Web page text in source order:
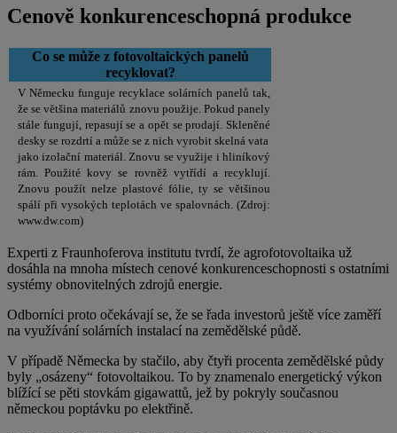
Cenově konkurenceschopná produkce
Co se může z fotovoltaických panelů
recyklovat?
V Německu funguje recyklace solárních panelů tak,
že se většina materiálů znovu použije. Pokud panely
stále fungují, repasují se a opět se prodají. Skleněné
desky se rozdrtí a může se z nich vyrobit skelná vata
jako izolační materiál. Znovu se využije i hliníkový
rám. Použité kovy se rovněž vytřídí a recyklují.
Znovu použít nelze plastové fólie, ty se většinou
spálí při vysokých teplotách ve spalovnách. (Zdroj:
www.dw.com)
Experti z Fraunhoferova institutu tvrdí, že agrofotovoltaika už
dosáhla na mnoha místech cenové konkurenceschopnosti s ostatními
systémy obnovitelných zdrojů energie.
Odborníci proto očekávají se, že se řada investorů ještě více zaměří
na využívání solárních instalací na zemědělské půdě.
V případě Německa by stačilo, aby čtyři procenta zemědělské půdy
byly „osázeny“ fotovoltaikou. To by znamenalo energetický výkon
blížící se pěti stovkám gigawattů, jež by pokryly současnou
německou poptávku po elektřině.